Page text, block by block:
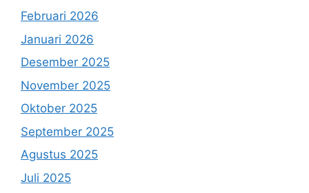
Februari 2026
Januari 2026
Desember 2025
November 2025
Oktober 2025
September 2025
Agustus 2025
Juli 2025